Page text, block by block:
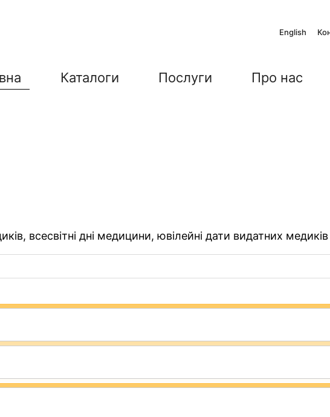
English
Каталоги Послуги Про нас
всесвітні дні медицини, ювілейні дати видатних